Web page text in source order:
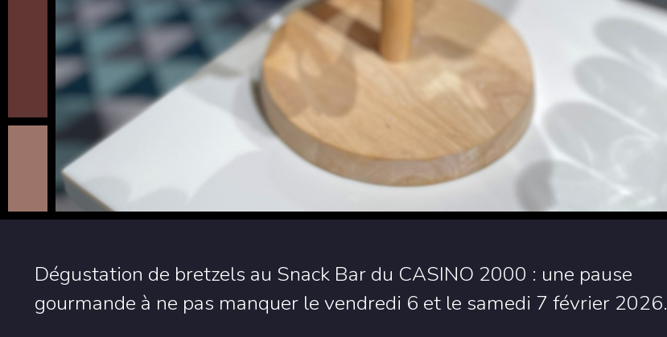
Dégustation de bretzels au Snack Bar du CASINO 2000 : une pause
gourmande à ne pas manquer le vendredi 6 et le samedi 7 février 2026.